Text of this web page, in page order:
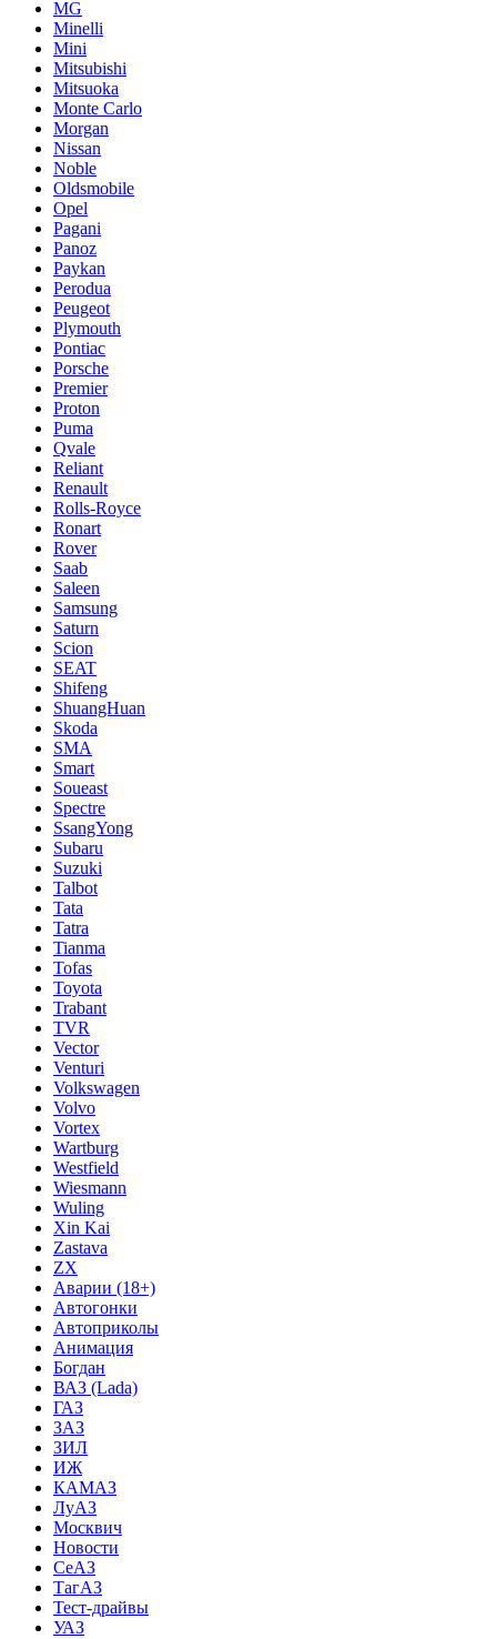
MG
Minelli
Mini
Mitsubishi
Mitsuoka
Monte Carlo
Morgan
Nissan
Noble
Oldsmobile
Opel
Pagani
Panoz
Paykan
Perodua
Peugeot
Plymouth
Pontiac
Porsche
Premier
Proton
Puma
Qvale
Reliant
Renault
Rolls-Royce
Ronart
Rover
Saab
Saleen
Samsung
Saturn
Scion
SEAT
Shifeng
ShuangHuan
Skoda
SMA
Smart
Soueast
Spectre
SsangYong
Subaru
Suzuki
Talbot
Tata
Tatra
Tianma
Tofas
Toyota
Trabant
TVR
Vector
Venturi
Volkswagen
Volvo
Vortex
Wartburg
Westfield
Wiesmann
Wuling
Xin Kai
Zastava
ZX
Аварии (18+)
Автогонки
Автоприколы
Анимация
Богдан
ВАЗ (Lada)
ГАЗ
ЗАЗ
ЗИЛ
ИЖ
КАМАЗ
ЛуАЗ
Москвич
Новости
СеАЗ
ТагАЗ
Тест-драйвы
УАЗ